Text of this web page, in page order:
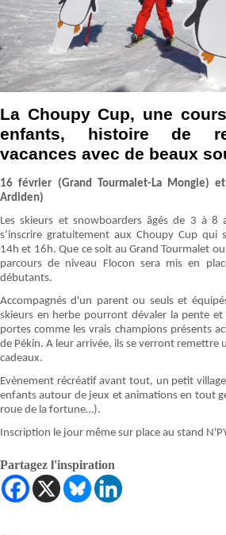
La Choupy Cup, une
enfants, histoire de
vacances avec de beaux
16 février (Grand Tourmalet-La Mongie)
Ardiden)
Les skieurs et snowboarders âgés de 3 à 8
s’inscrire gratuitement aux Choupy Cup qui
14h et 16h. Que ce soit au Grand Tourmalet
parcours de niveau Flocon sera mis en
débutants.
Accompagnés d'un parent ou seuls et
skieurs en herbe pourront dévaler la pente et
portes comme les vrais champions présents
de Pékin. A leur arrivée, ils se verront remettre
cadeaux.
Evènement récréatif avant tout, un petit
enfants autour de jeux et animations en tout
roue de la fortune…).
Inscription le jour même sur place au stand
Partagez l'inspiration